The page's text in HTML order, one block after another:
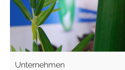
Unternehmen